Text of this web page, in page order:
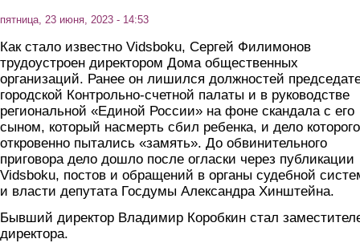
пятница, 23 июня, 2023 - 14:53
Как стало известно Vidsboku, Сергей Филимонов
трудоустроен директором Дома общественных
организаций. Ранее он лишился должностей
городской Контрольно-счетной палаты и в руководстве
региональной «Единой России» на фоне скандала с его
сыном, который насмерть сбил ребенка, и дело которого
откровенно пытались «замять». До обвинительного
приговора дело дошло после огласки через публикации
Vidsboku, постов и обращений в органы судебной
и власти депутата Госдумы Александра Хинштейна.
Бывший директор Владимир Коробкин стал
директора.